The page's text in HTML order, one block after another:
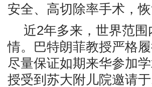
安全、高切除率手术，恢
近2年多来，世界范
情。巴特朗菲教授严格
尽量保证如期来华参加
授受到苏大附儿院邀请